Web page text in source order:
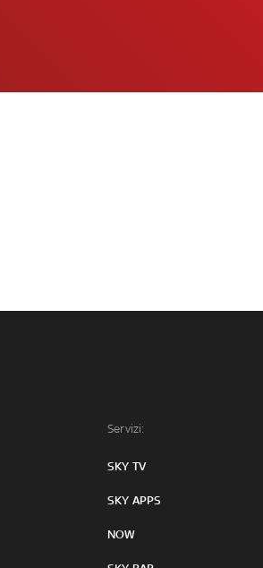
Servizi:
SKY TV
SKY APPS
NOW